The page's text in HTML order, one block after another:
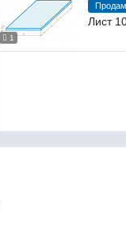
1
Продам
Лист